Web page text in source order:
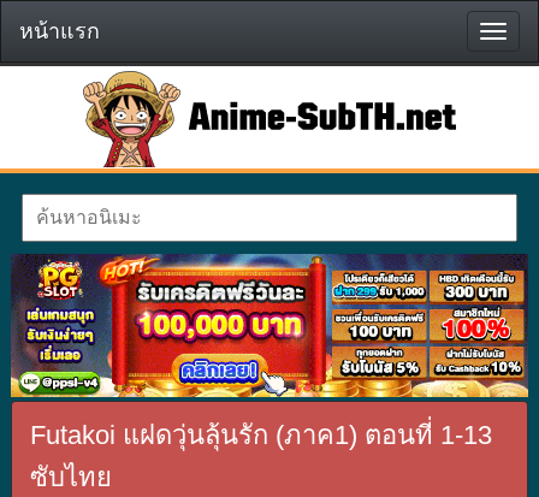
หน้า
แรก
หน้าแรก
Futakoi แฝดวุ่นลุ้นรัก (ภาค1) ตอนที่ 1-13
ซับไทย